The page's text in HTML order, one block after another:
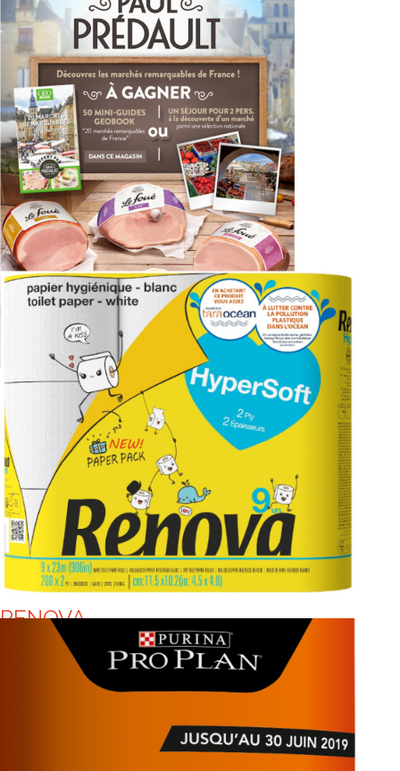
PAUL PRÉDAULT
RENOVA
EN 2020 RENOVA AGIT CONTRE LE
PLASTIQUE